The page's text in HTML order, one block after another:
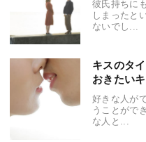
彼氏持ちに
しまったと
ないでし...
キスのタ
おきたい
好きな人が
うことがで
な人と...